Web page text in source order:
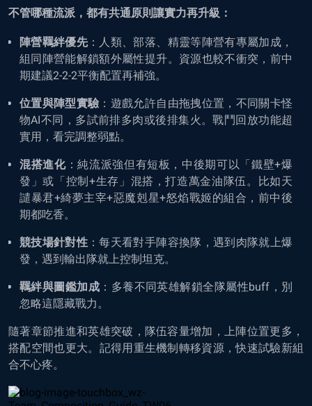
不管哪種流派，都有共通原則讓實力再升級：
陣營羈絆優先：人類、部落、精靈等陣營有專屬加成，
組同陣營能解鎖額外屬性提升。資源也較不衝突，前中
期建議2-2-2平衡配置再補強。
位置與陣型實驗 ：遊戲允許自由拖拽位置，不同關卡怪
物AI不同，多試前排多肉或後排集火。戰鬥回放功能超
實用，看完調整弱點。
混搭進化：純流派強但有短板，中後期可以「鐵壁+爆
發」或「控制+生存」混搭，打造萬金油隊伍。比如天
譴暴君+綺夢主宰+惡魔剋星+怒焰戰姬的組合，前中後
期都吃香。
競技場針對性 ：每天看對手陣容換隊，遇到肉隊就上爆
發，遇到輸出隊就上控制坦克。
羈絆與圖鑑加成 ：多養不同英雄解鎖全隊屬性buff，別
忽略這隱藏戰力。
隨著章節推進和英雄突破，隊伍容量增加，上陣位置更多，
搭配空間也更大。記得用重生機制轉移資源，快速試驗新組
合不心疼。